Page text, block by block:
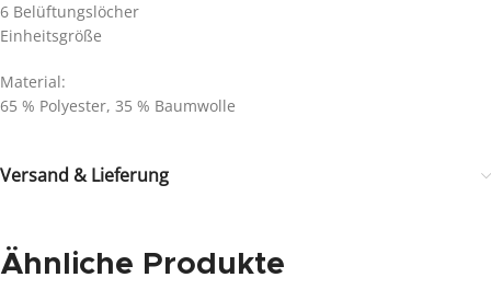
6 Belüftungslöcher
Einheitsgröße
Material:
65 % Polyester, 35 % Baumwolle
Versand & Lieferung
Ähnliche Produkte